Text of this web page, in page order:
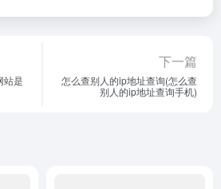
站是
下一篇
怎么查别人的ip地址查询(怎么查
别人的ip地址查询手机)